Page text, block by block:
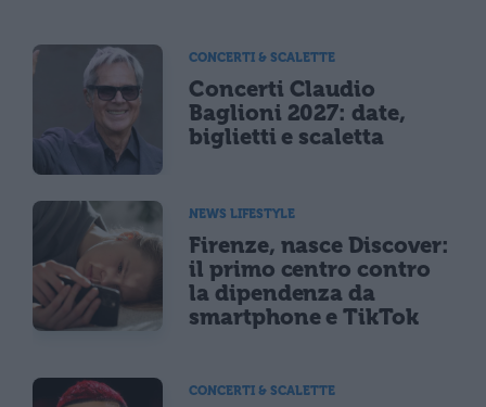
CONCERTI & SCALETTE
Concerti Claudio
Baglioni 2027: date,
biglietti e scaletta
NEWS LIFESTYLE
Firenze, nasce Discover:
il primo centro contro
la dipendenza da
smartphone e TikTok
CONCERTI & SCALETTE